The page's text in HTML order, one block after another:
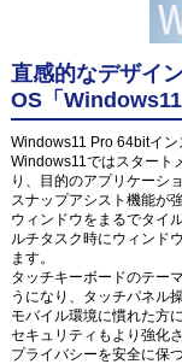
直感的なデザイ
OS「Windows11
Windows11 Pro 64bitイン
Windows11ではスタート
り、目的のアプリケーシ
スナップアシスト機能が
ウィンドウをまるでタイ
ルチタスク時にウィンド
ます。
タッチキーボードのテー
うになり、タッチパネル
モバイル環境に慣れた方
セキュリティもより強化
プライバシーを安全に保